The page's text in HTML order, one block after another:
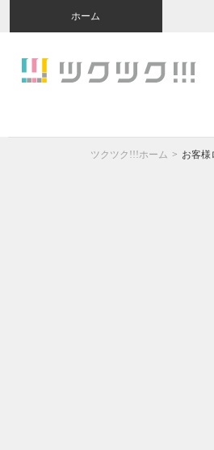
ホーム
ツクツク!!!ホーム お客様